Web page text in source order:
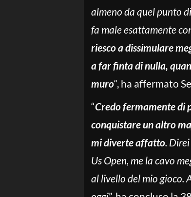
almeno da quel punto
fa male esattamente
riesco a dissimulare
a far finta di nulla,
muro“, ha affermato
“Credo fermamente di
conquistare un altro
mi diverte affatto.
Us Open, me la cavo
al livello del mio gioco.